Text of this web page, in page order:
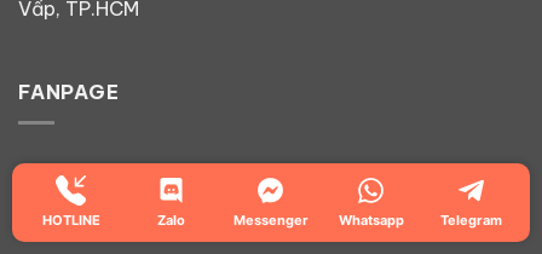
Vấp, TP.HCM
FANPAGE
HOTLINE Zalo Messenger Whatsapp Telegram